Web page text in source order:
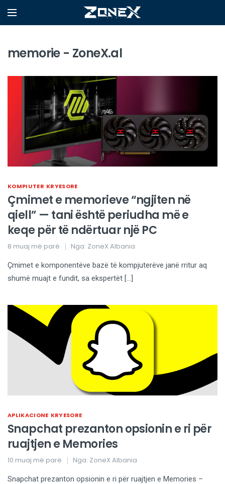
memorie - ZoneX.al
KOMPIUTER KRYESORE
Çmimet e memorieve “ngjiten në
qiell” — tani është periudha më e
keqe për të ndërtuar një PC
8 muaj më parë Nga: ZoneX Albania
Çmimet e komponentëve bazë të kompjuterëve janë rritur aq
shumë muajt e fundit, sa ekspertët […]
APLIKACIONE KRYESORE
Snapchat prezanton opsionin e ri për
ruajtjen e Memories
10 muaj më parë Nga: ZoneX Albania
Snapchat prezanton opsionin e ri për ruajtjen e Memories –